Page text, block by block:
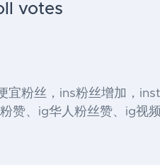
votes
粉丝，ins粉丝增加，
赞、ig华人粉丝赞、ig视